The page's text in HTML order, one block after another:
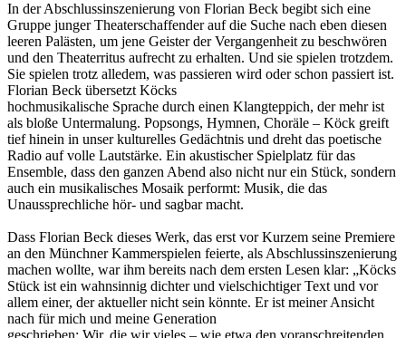
In der Abschlussinszenierung von Florian Beck begibt sich eine
Gruppe junger Theaterschaffender auf die Suche nach eben diesen
leeren Palästen, um jene Geister der Vergangenheit zu beschwören
und den Theaterritus aufrecht zu erhalten. Und sie spielen trotzdem.
Sie spielen trotz alledem, was passieren wird oder schon passiert ist.
Florian Beck übersetzt Köcks
hochmusikalische Sprache durch einen Klangteppich, der mehr ist
als bloße Untermalung. Popsongs, Hymnen, Choräle – Köck greift
tief hinein in unser kulturelles Gedächtnis und dreht das poetische
Radio auf volle Lautstärke. Ein akustischer Spielplatz für das
Ensemble, dass den ganzen Abend also nicht nur ein Stück, sondern
auch ein musikalisches Mosaik performt: Musik, die das
Unaussprechliche hör- und sagbar macht.
Dass Florian Beck dieses Werk, das erst vor Kurzem seine Premiere
an den Münchner Kammerspielen feierte, als Abschlussinszenierung
machen wollte, war ihm bereits nach dem ersten Lesen klar: „Köcks
Stück ist ein wahnsinnig dichter und vielschichtiger Text und vor
allem einer, der aktueller nicht sein könnte. Er ist meiner Ansicht
nach für mich und meine Generation
geschrieben: Wir, die wir vieles – wie etwa den voranschreitenden